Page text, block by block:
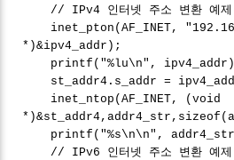
// IPv4 인터넷 주소 변환 예제
inet_pton(AF_INET,
*)&ipv4_addr);
printf("%lu\n",
st_addr4.s_addr =
inet_ntop(AF_INET, (void
printf("%s\n\n",
// IPv6 인터넷 주소 변환 예제